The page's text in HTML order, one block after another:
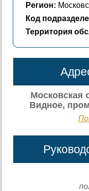
Регион:
Код
Территория
Московская
Видное,